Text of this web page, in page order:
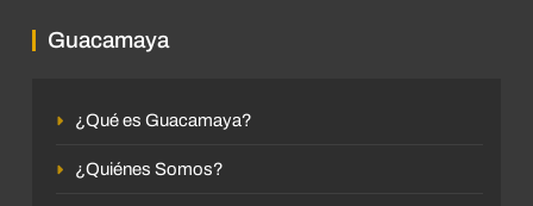
Guacamaya
¿Qué es Guacamaya?
¿Quiénes Somos?